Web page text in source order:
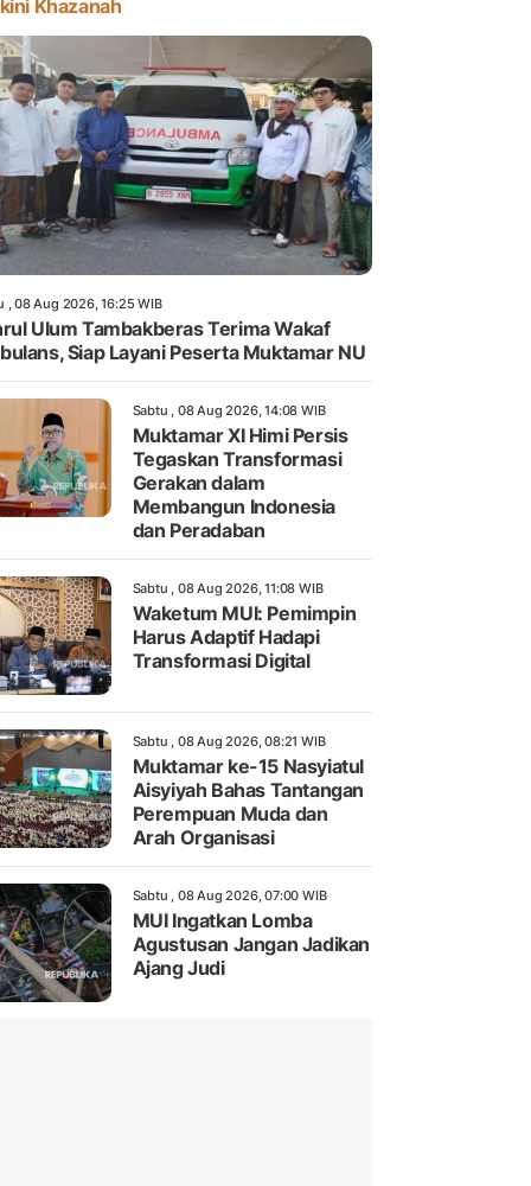
Khazanah
, 08 Aug 2026, 16:25 WIB
Ulum Tambakberas Terima Wakaf
Siap Layani Peserta Muktamar NU
Sabtu , 08 Aug 2026, 14:08 WIB
Muktamar XI Himi Persis
Tegaskan Transformasi
Gerakan dalam
Membangun Indonesia
dan Peradaban
Sabtu , 08 Aug 2026, 11:08 WIB
Waketum MUI: Pemimpin
Harus Adaptif Hadapi
Transformasi Digital
Sabtu , 08 Aug 2026, 08:21 WIB
Muktamar ke-15 Nasyiatul
Aisyiyah Bahas Tantangan
Perempuan Muda dan
Arah Organisasi
Sabtu , 08 Aug 2026, 07:00 WIB
MUI Ingatkan Lomba
Agustusan Jangan Jadikan
Ajang Judi